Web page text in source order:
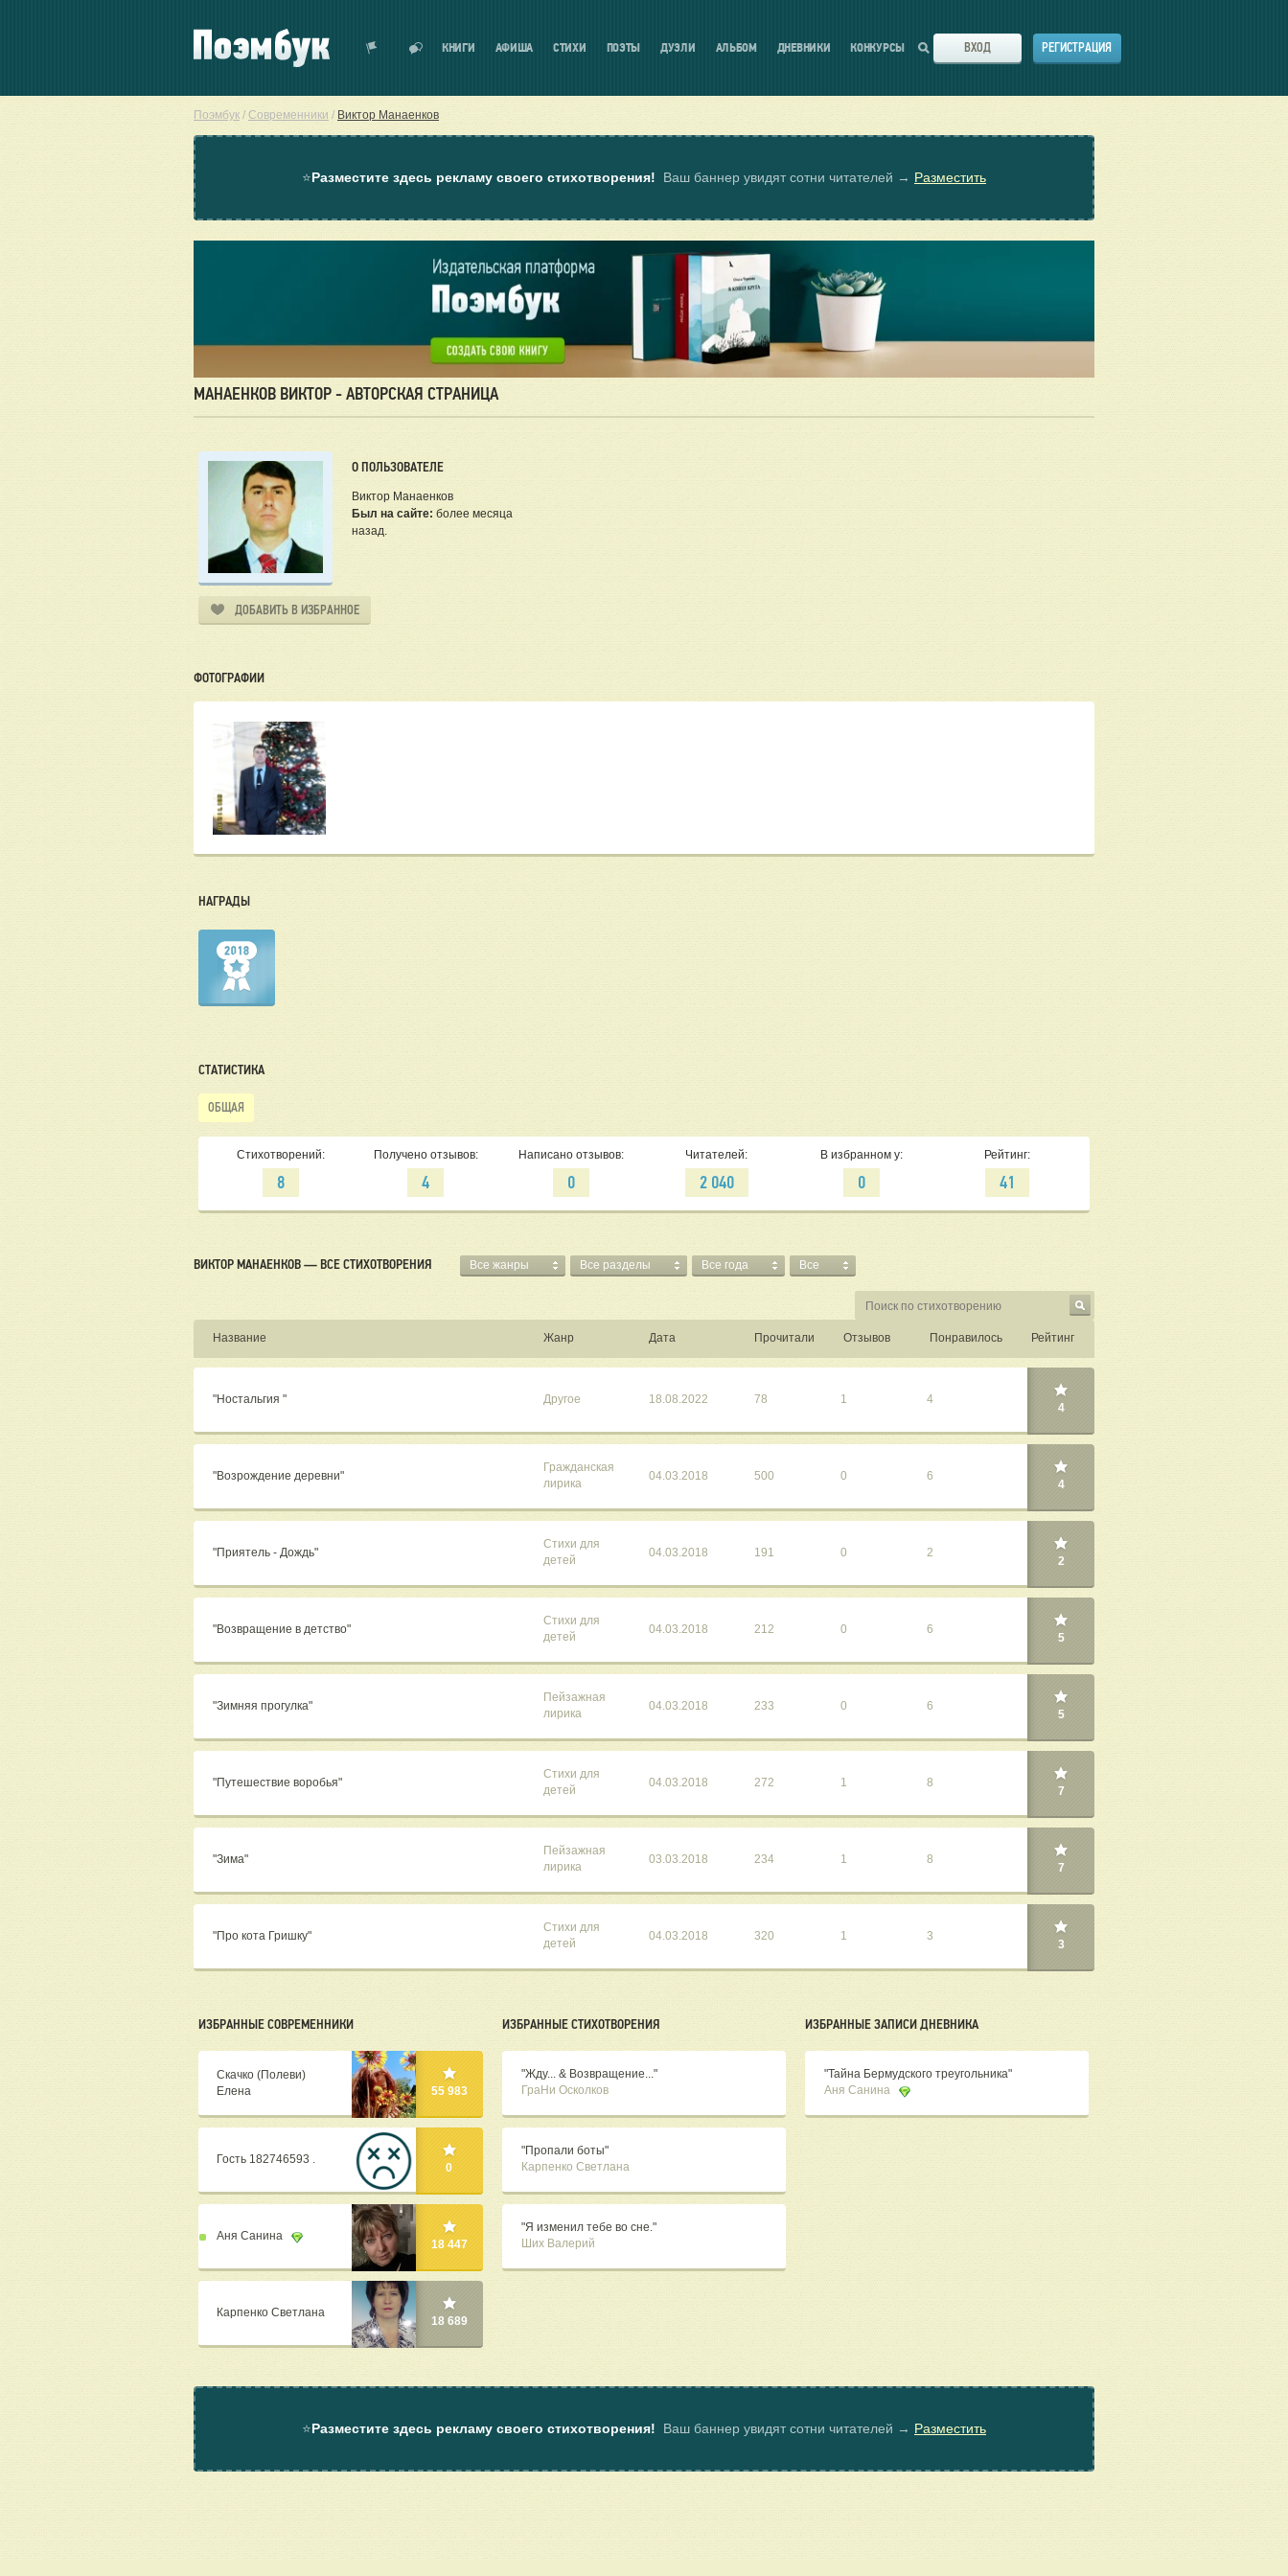
КНИГИ АФИША СТИХИ ПОЭТЫ ДУЭЛИ АЛЬБОМ ДНЕВНИКИ КОНКУРСЫ ВХОД РЕГИСТРАЦИЯ
Поэмбук / Современники / Виктор Манаенков
⭐Разместите здесь рекламу своего стихотворения! Ваш баннер увидят сотни читателей → Разместить
МАНАЕНКОВ ВИКТОР - АВТОРСКАЯ СТРАНИЦА
О ПОЛЬЗОВАТЕЛЕ
Виктор Манаенков
Был на сайте: более месяца
назад.
ДОБАВИТЬ В ИЗБРАННОЕ
ФОТОГРАФИИ
НАГРАДЫ
СТАТИСТИКА
ОБЩАЯ
Стихотворений:
8
Получено отзывов:
4
Написано отзывов:
0
Читателей:
2 040
В избранном у:
0
Рейтинг:
41
ВИКТОР МАНАЕНКОВ — ВСЕ СТИХОТВОРЕНИЯ Все жанры Все разделы Все года Все
Название Жанр Дата Прочитали Отзывов Понравилось Рейтинг
"Ностальгия " Другое 18.08.2022 78 1 4
4
"Возрождение деревни"
Гражданская
лирика
04.03.2018 500 0 6
4
"Приятель - Дождь"
Стихи для
детей
04.03.2018 191 0 2
2
"Возвращение в детство"
Стихи для
детей
04.03.2018 212 0 6
5
"Зимняя прогулка"
Пейзажная
лирика
04.03.2018 233 0 6
5
"Путешествие воробья"
Стихи для
детей
04.03.2018 272 1 8
7
"Зима"
Пейзажная
лирика
03.03.2018 234 1 8
7
"Про кота Гришку"
Стихи для
детей
04.03.2018 320 1 3
3
ИЗБРАННЫЕ СОВРЕМЕННИКИ
Скачко (Полеви)
Елена
55 983
Гость 182746593 .
0
Аня Санина
18 447
Карпенко Светлана
18 689
ИЗБРАННЫЕ СТИХОТВОРЕНИЯ
"Жду... & Возвращение..."
ГраНи Осколков
"Пропали боты"
Карпенко Светлана
"Я изменил тебе во сне."
Ших Валерий
ИЗБРАННЫЕ ЗАПИСИ ДНЕВНИКА
"Тайна Бермудского треугольника"
Аня Санина
⭐Разместите здесь рекламу своего стихотворения! Ваш баннер увидят сотни читателей → Разместить